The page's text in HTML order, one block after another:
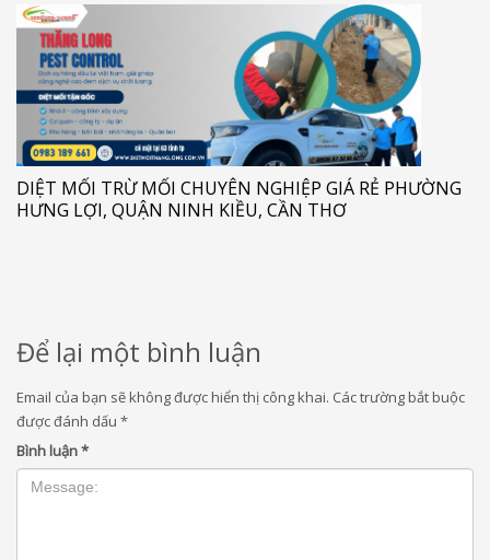
DIỆT MỐI TRỪ MỐI CHUYÊN NGHIỆP GIÁ RẺ PHƯỜNG
HƯNG LỢI, QUẬN NINH KIỀU, CẦN THƠ
Để lại một bình luận
Email của bạn sẽ không được hiển thị công khai. Các trường bắt buộc
được đánh dấu *
Bình luận*